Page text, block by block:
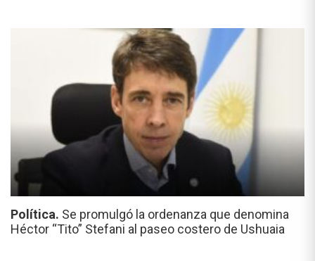
Política. Se promulgó la ordenanza que denomina
Héctor “Tito” Stefani al paseo costero de Ushuaia